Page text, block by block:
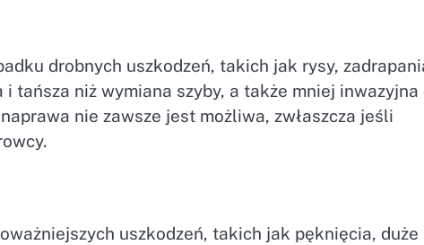
drobnych uszkodzeń, takich jak rysy,
tańsza niż wymiana szyby, a także mniej inwazyjna
nie zawsze jest możliwa, zwłaszcza jeśli
uszkodzeń, takich jak pęknięcia, duże